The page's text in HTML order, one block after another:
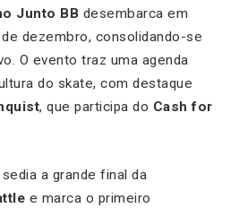
Junto BB desembarca em
dezembro, consolidando-se
O evento traz uma agenda
do skate, com destaque
, que participa do Cash for
a grande final da
e marca o primeiro